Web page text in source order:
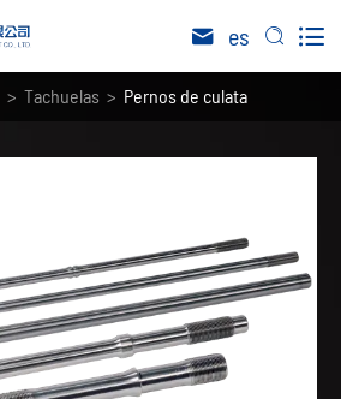
 es  
Tachuelas Pernos de culata